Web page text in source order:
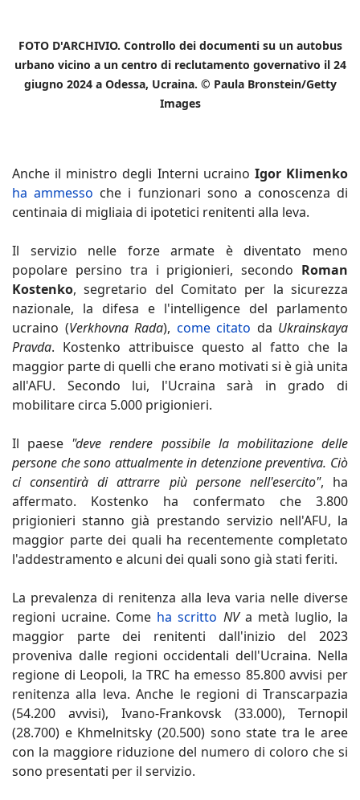
FOTO D'ARCHIVIO. Controllo dei documenti su un autobus
urbano vicino a un centro di reclutamento governativo il 24
giugno 2024 a Odessa, Ucraina. © Paula Bronstein/Getty
Images
Anche il ministro degli Interni ucraino Igor Klimenko
ha ammesso che i funzionari sono a conoscenza di
centinaia di migliaia di ipotetici renitenti alla leva.
Il servizio nelle forze armate è diventato meno
popolare persino tra i prigionieri, secondo Roman
Kostenko, segretario del Comitato per la sicurezza
nazionale, la difesa e l'intelligence del parlamento
ucraino (Verkhovna Rada), come citato da Ukrainskaya
Pravda. Kostenko attribuisce questo al fatto che la
maggior parte di quelli che erano motivati si è già unita
all'AFU. Secondo lui, l'Ucraina sarà in grado di
mobilitare circa 5.000 prigionieri.
Il paese "deve rendere possibile la mobilitazione delle
persone che sono attualmente in detenzione preventiva. Ciò
ci consentirà di attrarre più persone nell'esercito", ha
affermato. Kostenko ha confermato che 3.800
prigionieri stanno già prestando servizio nell'AFU, la
maggior parte dei quali ha recentemente completato
l'addestramento e alcuni dei quali sono già stati feriti.
La prevalenza di renitenza alla leva varia nelle diverse
regioni ucraine. Come ha scritto NV a metà luglio, la
maggior parte dei renitenti dall'inizio del 2023
proveniva dalle regioni occidentali dell'Ucraina. Nella
regione di Leopoli, la TRC ha emesso 85.800 avvisi per
renitenza alla leva. Anche le regioni di Transcarpazia
(54.200 avvisi), Ivano-Frankovsk (33.000), Ternopil
(28.700) e Khmelnitsky (20.500) sono state tra le aree
con la maggiore riduzione del numero di coloro che si
sono presentati per il servizio.